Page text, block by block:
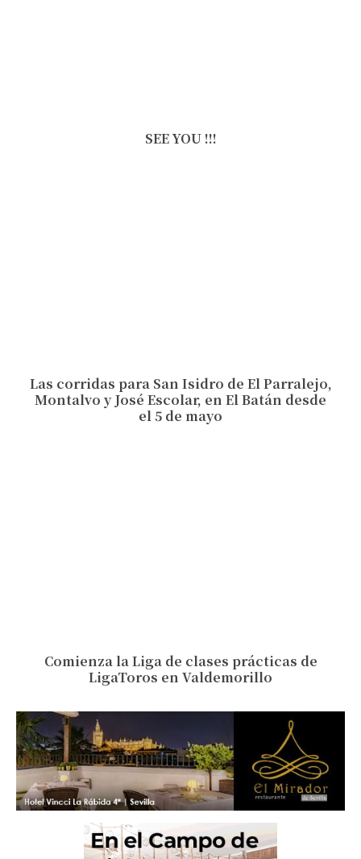
SEE YOU !!!
Las corridas para San Isidro de El Parralejo,
Montalvo y José Escolar, en El Batán desde
el 5 de mayo
Comienza la Liga de clases prácticas de
LigaToros en Valdemorillo